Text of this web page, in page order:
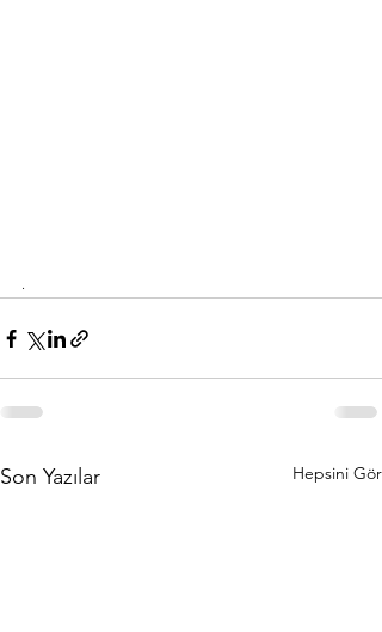
.
Son Yazılar Hepsini Gör